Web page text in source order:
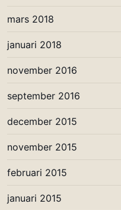
mars 2018
januari 2018
november 2016
september 2016
december 2015
november 2015
februari 2015
januari 2015